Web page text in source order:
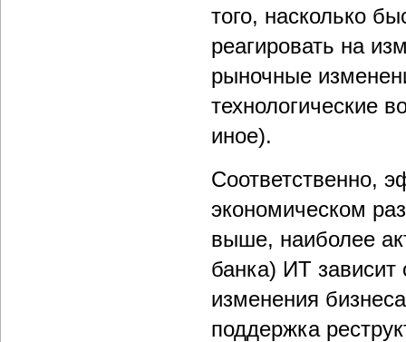
того, насколько
реагировать на
рыночные
технологические
иное).
Соответственно,
экономическом
выше, наиболее
банка) ИТ
изменения
поддержка